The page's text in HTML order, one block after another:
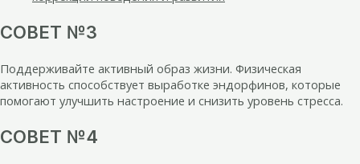
СОВЕТ №3
Поддерживайте активный образ жизни. Физическая
активность способствует выработке эндорфинов, которые
помогают улучшить настроение и снизить уровень стресса.
СОВЕТ №4